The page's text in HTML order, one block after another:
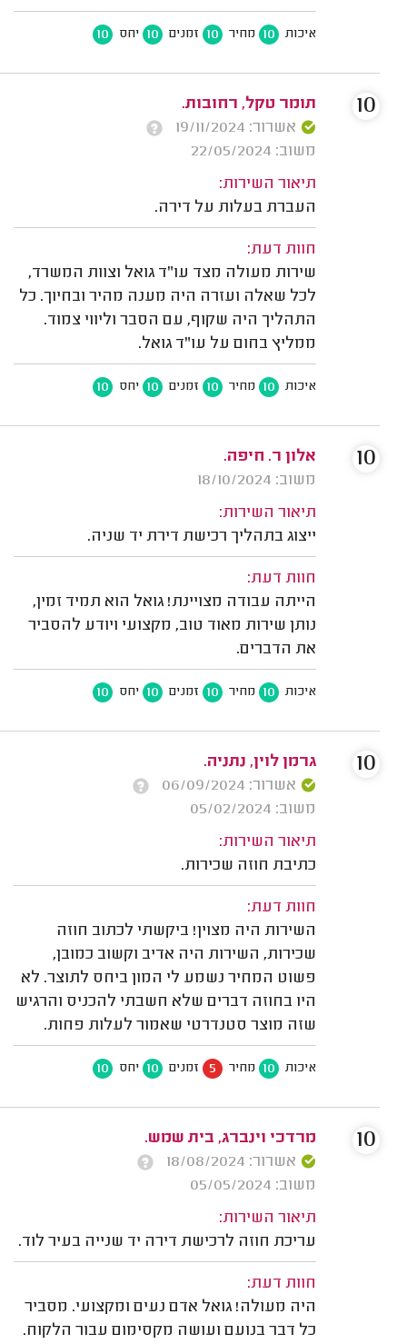
איכות 10 מחיר 10 זמנים 10 יחס 10
תומר טקל, רחובות.
אשרור: 19/11/2024
משוב: 22/05/2024
תיאור השירות:
העברת בעלות על דירה.
חוות דעת:
שירות מעולה מצד עו"ד גואל וצוות המשרד,
לכל שאלה ועזרה היה מענה מהיר ובחיוך. כל
התהליך היה שקוף, עם הסבר וליווי צמוד.
ממליץ בחום על עו"ד גואל.
איכות 10 מחיר 10 זמנים 10 יחס 10
10
אלון ר. חיפה.
משוב: 18/10/2024
תיאור השירות:
ייצוג בתהליך רכישת דירת יד שניה.
חוות דעת:
הייתה עבודה מצויינת! גואל הוא תמיד זמין,
נותן שירות מאוד טוב, מקצועי ויודע להסביר
את הדברים.
איכות 10 מחיר 10 זמנים 10 יחס 10
10
גרמן לוין, נתניה.
אשרור: 06/09/2024
משוב: 05/02/2024
תיאור השירות:
כתיבת חוזה שכירות.
חוות דעת:
השירות היה מצוין! ביקשתי לכתוב חוזה
שכירות, השירות היה אדיב וקשוב כמובן,
פשוט המחיר נשמע לי המון ביחס לתוצר. לא
היו בחוזה דברים שלא חשבתי להכניס והרגיש
שזה מוצר סטנדרטי שאמור לעלות פחות.
איכות 10 מחיר 5 זמנים 10 יחס 10
10
מרדכי וינברג, בית שמש.
אשרור: 18/08/2024
משוב: 05/05/2024
תיאור השירות:
עריכת חוזה לרכישת דירה יד שנייה בעיר לוד.
חוות דעת:
היה מעולה! גואל אדם נעים ומקצועי. מסביר
כל דבר בנועם ועושה מקסימום עבור הלקוח.
10